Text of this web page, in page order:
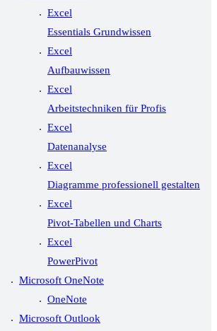
Excel
Essentials Grundwissen
Excel
Aufbauwissen
Excel
Arbeitstechniken für Profis
Excel
Datenanalyse
Excel
Diagramme professionell gestalten
Excel
Pivot-Tabellen und Charts
Excel
PowerPivot
Microsoft OneNote
OneNote
Microsoft Outlook